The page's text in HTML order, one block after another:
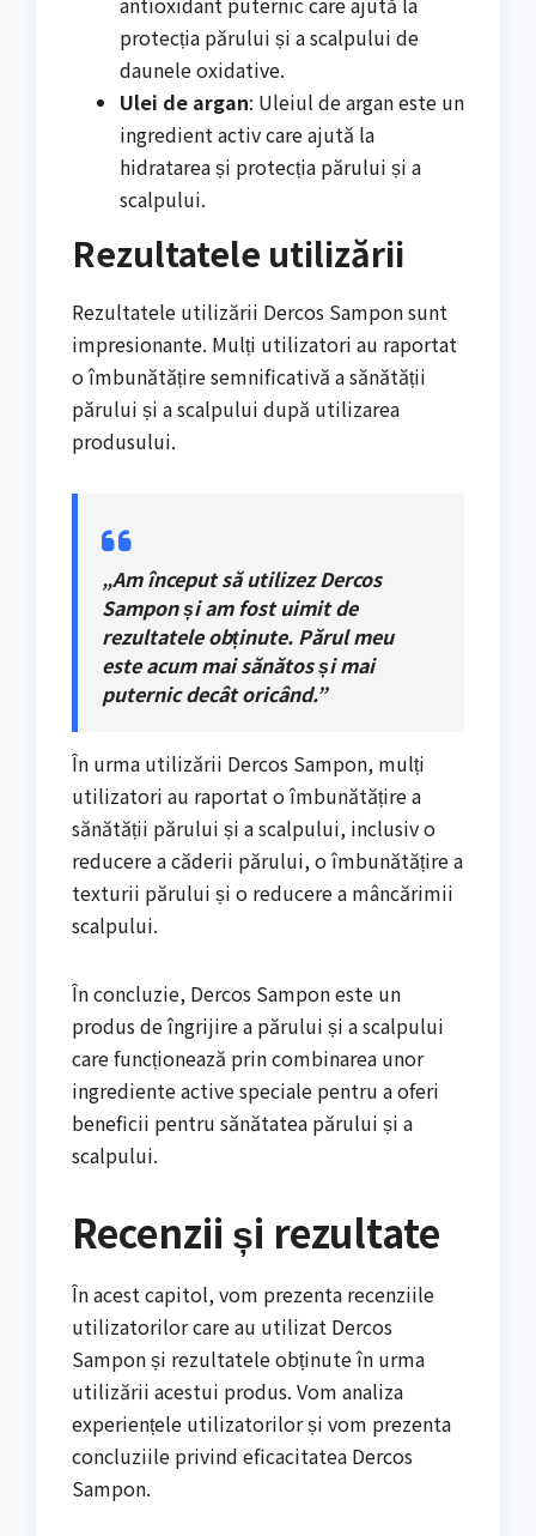
protecția părului și a scalpului de
daunele oxidative.
Ulei de argan: Uleiul de argan este un
ingredient activ care ajută la
hidratarea și protecția părului și a
scalpului.
Rezultatele utilizării
Rezultatele utilizării Dercos Sampon sunt
impresionante. Mulți utilizatori au raportat
o îmbunătățire semnificativă a sănătății
părului și a scalpului după utilizarea
produsului.
„Am început să utilizez Dercos
Sampon și am fost uimit de
rezultatele obținute. Părul meu
este acum mai sănătos și mai
puternic decât oricând.”
În urma utilizării Dercos Sampon, mulți
utilizatori au raportat o îmbunătățire a
sănătății părului și a scalpului, inclusiv o
reducere a căderii părului, o îmbunătățire a
texturii părului și o reducere a mâncărimii
scalpului.
În concluzie, Dercos Sampon este un
produs de îngrijire a părului și a scalpului
care funcționează prin combinarea unor
ingrediente active speciale pentru a oferi
beneficii pentru sănătatea părului și a
scalpului.
Recenzii și rezultate
În acest capitol, vom prezenta recenziile
utilizatorilor care au utilizat Dercos
Sampon și rezultatele obținute în urma
utilizării acestui produs. Vom analiza
experiențele utilizatorilor și vom prezenta
concluziile privind eficacitatea Dercos
Sampon.